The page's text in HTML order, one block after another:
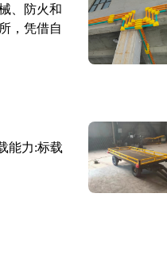
、防火和
，凭借自
能力:标载